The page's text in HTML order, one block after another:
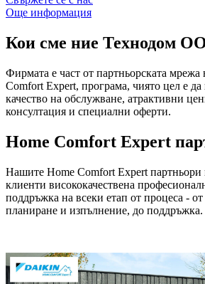
Още информация
Кои сме ние Технодом
Фирмата е част от партньорската
Comfort Expert, програма, чиято цел е да
качество на обслужване, атрактивни
консултация и специални оферти.
Home Comfort Expert
Нашите Home Comfort Expert партньори
клиенти висококачествена
поддръжка на всеки етап от процеса -
планиране и изпълнение, до поддръжка.